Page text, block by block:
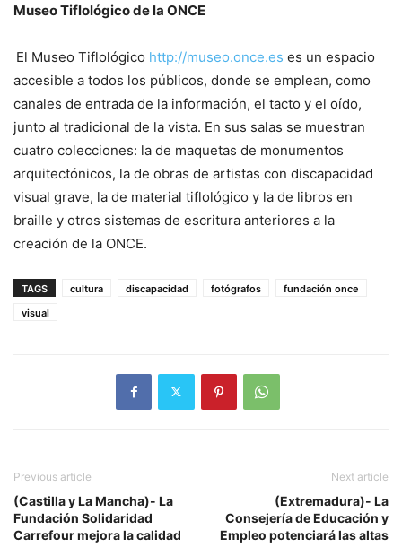
Museo Tiflológico de la ONCE
El Museo Tiflológico http://museo.once.es es un espacio
accesible a todos los públicos, donde se emplean, como
canales de entrada de la información, el tacto y el oído,
junto al tradicional de la vista. En sus salas se muestran
cuatro colecciones: la de maquetas de monumentos
arquitectónicos, la de obras de artistas con discapacidad
visual grave, la de material tiflológico y la de libros en
braille y otros sistemas de escritura anteriores a la
creación de la ONCE.
TAGS cultura discapacidad fotógrafos
fundación once
visual
Previous article
(Castilla y La Mancha)- La
Fundación Solidaridad
Carrefour mejora la calidad
Next article
(Extremadura)- La
Consejería de Educación y
Empleo potenciará las altas